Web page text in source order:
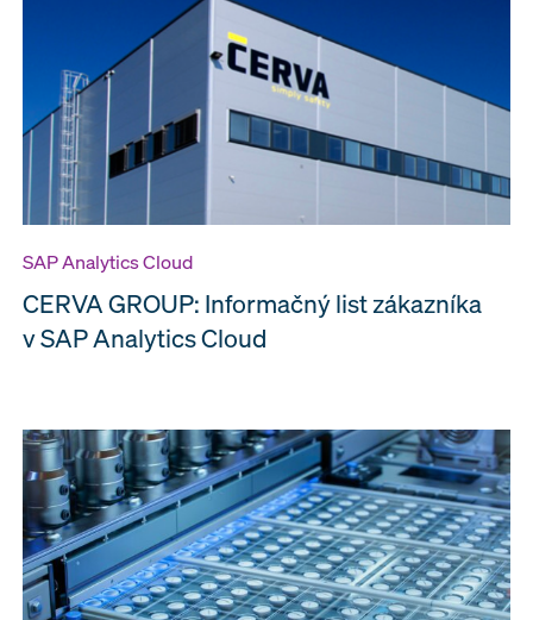
SAP Analytics Cloud
CERVA GROUP: Informačný list zákazníka
v SAP Analytics Cloud